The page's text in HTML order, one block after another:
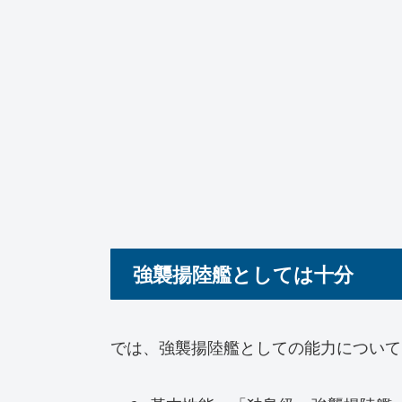
強襲揚陸艦としては十分
では、強襲揚陸艦としての能力につい